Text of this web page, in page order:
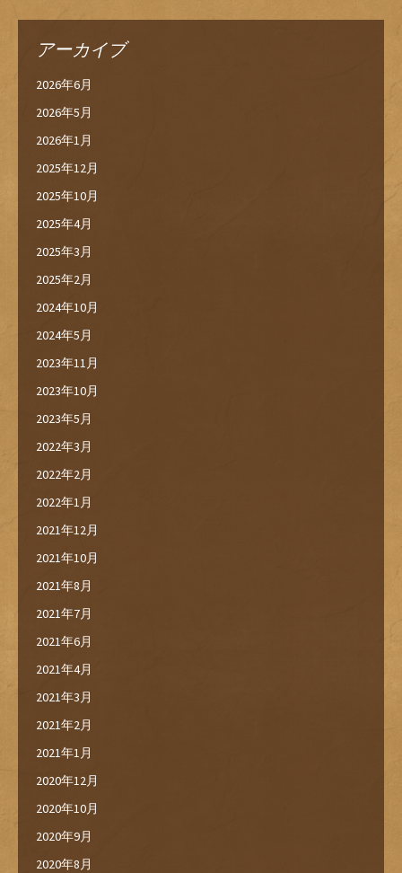
アーカイブ
2026年6月
2026年5月
2026年1月
2025年12月
2025年10月
2025年4月
2025年3月
2025年2月
2024年10月
2024年5月
2023年11月
2023年10月
2023年5月
2022年3月
2022年2月
2022年1月
2021年12月
2021年10月
2021年8月
2021年7月
2021年6月
2021年4月
2021年3月
2021年2月
2021年1月
2020年12月
2020年10月
2020年9月
2020年8月